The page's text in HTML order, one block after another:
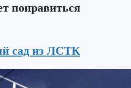
понравиться
сад из ЛСТК